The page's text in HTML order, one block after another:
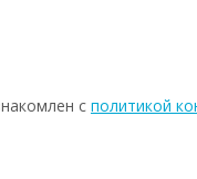
с политикой